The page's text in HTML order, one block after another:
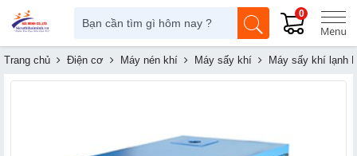
0
Trang chủ Điện cơ Máy nén khí Máy sấy khí Máy sấy khí lạnh